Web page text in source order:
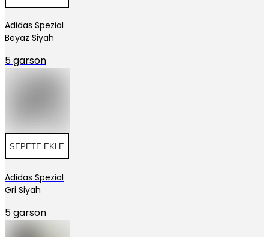
Adidas Spezial
Beyaz Siyah
5 garson
SEPETE EKLE
Adidas Spezial
Gri Siyah
5 garson